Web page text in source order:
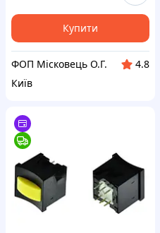
Купити
ФОП Місковець О.Г.
4.8
Київ